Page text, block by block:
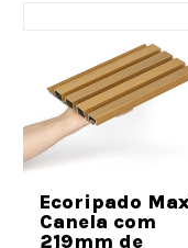
Ecoripado
Canela com
219mm de